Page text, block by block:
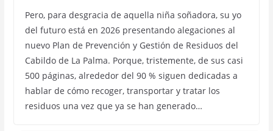
Pero, para desgracia de aquella niña soñadora, su yo
del futuro está en 2026 presentando alegaciones al
nuevo Plan de Prevención y Gestión de Residuos del
Cabildo de La Palma. Porque, tristemente, de sus casi
500 páginas, alrededor del 90 % siguen dedicadas a
hablar de cómo recoger, transportar y tratar los
residuos una vez que ya se han generado…